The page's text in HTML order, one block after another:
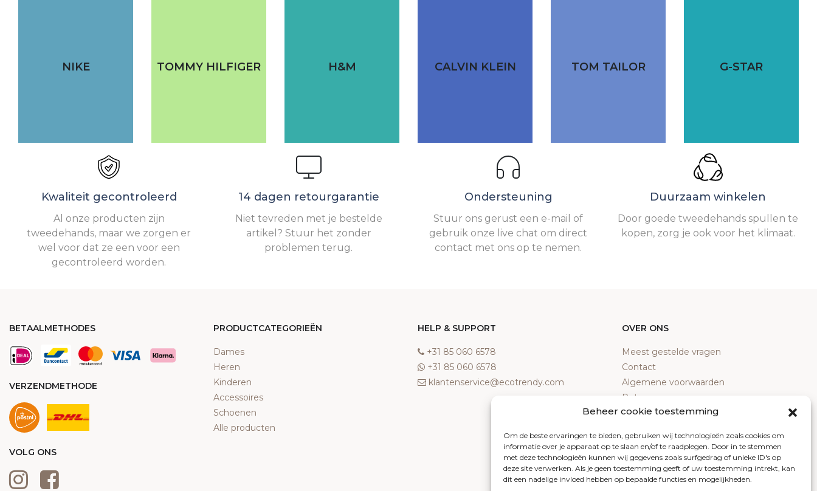
Beheer cookie toestemming
Om de beste ervaringen te bieden, gebruiken wij technologieën zoals cookies om
informatie over je apparaat op te slaan en/of te raadplegen. Door in te stemmen
met deze technologieën kunnen wij gegevens zoals surfgedrag of unieke ID's op
deze site verwerken. Als je geen toestemming geeft of uw toestemming intrekt, kan
dit een nadelige invloed hebben op bepaalde functies en mogelijkheden.
NIKE TOMMY HILFIGER H&M CALVIN KLEIN TOM TAILOR G-STAR
Kwaliteit gecontroleerd
Al onze producten zijn
tweedehands, maar we zorgen er
wel voor dat ze een voor een
gecontroleerd worden.
14 dagen retourgarantie
Niet tevreden met je bestelde
artikel? Stuur het zonder
problemen terug.
Ondersteuning
Stuur ons gerust een e-mail of
gebruik onze live chat om direct
contact met ons op te nemen.
Duurzaam winkelen
Door goede tweedehands spullen te
kopen, zorg je ook voor het klimaat.
BETAALMETHODES
VERZENDMETHODE
VOLG ONS
PRODUCTCATEGORIEËN
Dames
Heren
Kinderen
Accessoires
Schoenen
Alle producten
HELP & SUPPORT
‎+31 85 060 6578
‎+31 85 060 6578
klantenservice@ecotrendy.com
OVER ONS
Meest gestelde vragen
Contact
Algemene voorwaarden
Retourneren
Klachten
Cookiebeleid